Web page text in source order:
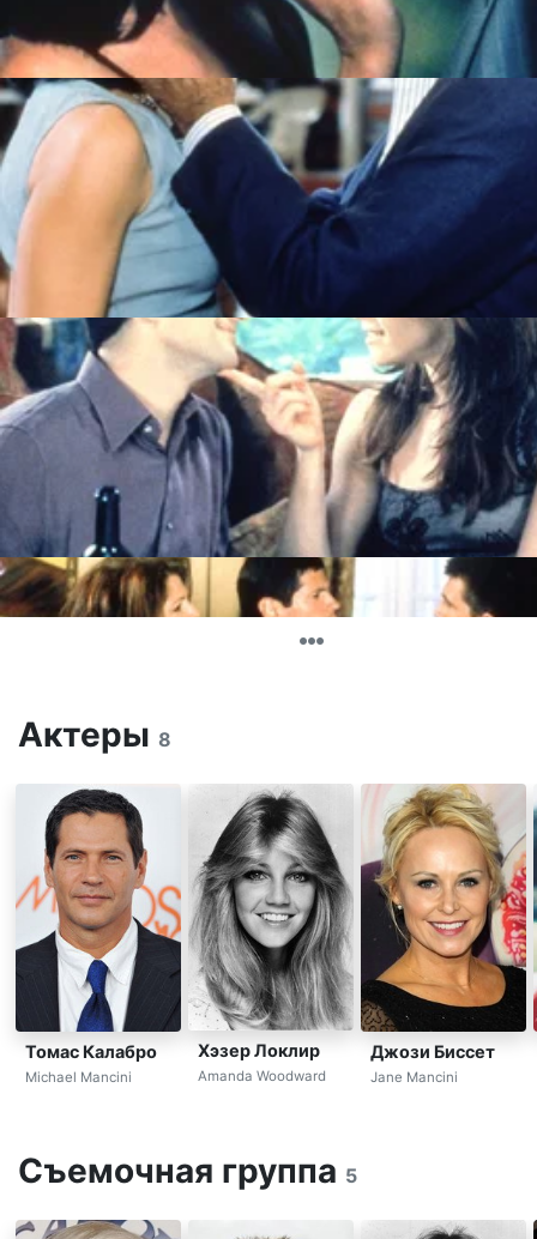
Актеры 8
Томас Калабро
Michael Mancini
Хэзер Локлир
Amanda Woodward
Джози Биссет
Jane Mancini
Съемочная группа 5